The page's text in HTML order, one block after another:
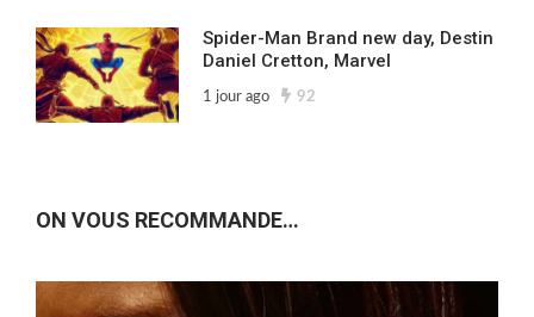
Spider-Man Brand new day, Destin
Daniel Cretton, Marvel
1 jour ago 92
ON VOUS RECOMMANDE…